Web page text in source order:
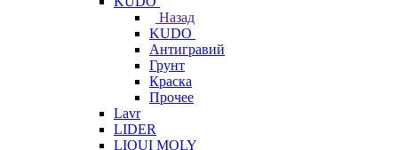
Назад
KUDO
Антигравий
Грунт
Краска
Прочее
Lavr
LIDER
LIQUI MOLY